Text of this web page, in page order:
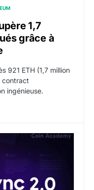
1,7
grâce à
921 ETH (1,7 million
contract
ingénieuse.
2 d’Ethereum à